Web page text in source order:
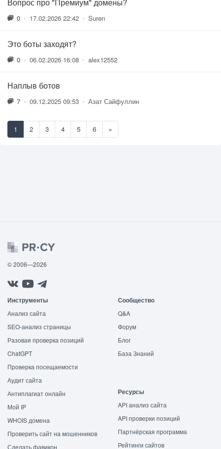
0 • 17.02.2026 22:42 • Suren
Это боты заходят?
0 • 06.02.2026 16:08 • alex12552
Наплыв ботов
7 • 09.12.2025 09:53 • Азат Сайфуллин
1 2 3 4 5 6 »
© 2006—2026
Инструменты
Анализ сайта
SEO-анализ страницы
Разовая проверка позиций
ChatGPT
Проверка посещаемости
Аудит сайта
Антиплагиат онлайн
Мой IP
WHOIS домена
Проверить сайт на мошенников
Сделать фавикон
Сообщество
Q&A
Форум
Блог
База Знаний
Ресурсы
API анализ сайта
API проверки позиций
Партнёрская программа
Рейтинги сайтов